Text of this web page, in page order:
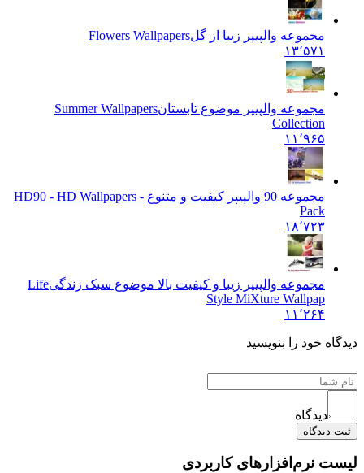
مجموعه والپیپر زیبا از گلFlowers Wallpapers
۱۳٬۵۷۱
مجموعه والپیپر موضوع تابستانSummer Wallpapers
Collection
۱۱٬۹۶۵
مجموعه 90 والپیپر کیفیت و متنوع - HD
90 - HD Wallpapers
Pack
۱۸٬۷۲۳
مجموعه والپیپر زیبا و کیفیت بالا موضوع سبک زندگیLife
Style MiXture Wallpap
۱۱٬۲۶۴
دیدگاه خود را بنویسید
دیدگاه
ثبت دیدگاه
لیست نرم‌افزارهای کاربردی